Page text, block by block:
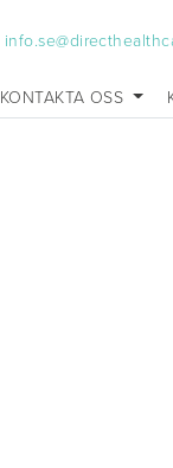
KONTAKTA OSS